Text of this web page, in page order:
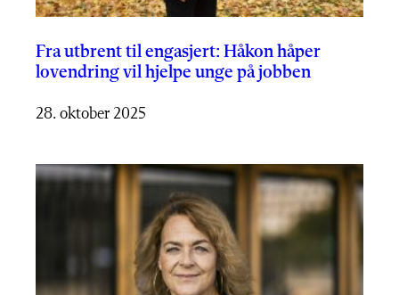
Fra utbrent til engasjert: Håkon håper
lovendring vil hjelpe unge på jobben
28. oktober 2025